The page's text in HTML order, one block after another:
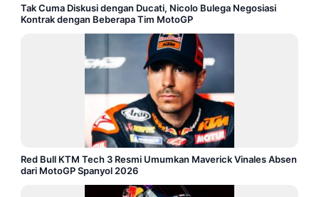
Tak Cuma Diskusi dengan Ducati, Nicolo Bulega Negosiasi
Kontrak dengan Beberapa Tim MotoGP
Red Bull KTM Tech 3 Resmi Umumkan Maverick Vinales Absen
dari MotoGP Spanyol 2026